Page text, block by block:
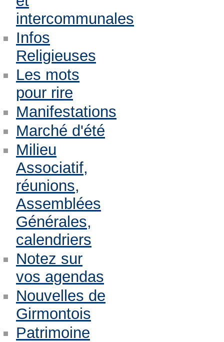
intercommunales
Infos
Religieuses
Les mots
pour rire
Manifestations
Marché d'été
Milieu
Associatif,
réunions,
Assemblées
Générales,
calendriers
Notez sur
vos agendas
Nouvelles de
Girmontois
Patrimoine